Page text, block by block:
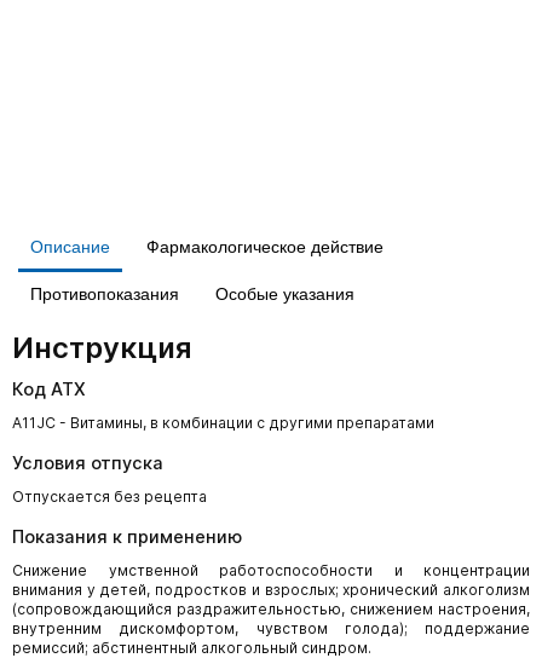
Описание Фармакологическое действие
Противопоказания Особые указания
Инструкция
Код АТХ
A11JC - Витамины, в комбинации с другими препаратами
Условия отпуска
Отпускается без рецепта
Показания к применению
Снижение умственной работоспособности и концентрации
внимания у детей, подростков и взрослых; хронический алкоголизм
(сопровождающийся раздражительностью, снижением настроения,
внутренним дискомфортом, чувством голода); поддержание
ремиссий; абстинентный алкогольный синдром.